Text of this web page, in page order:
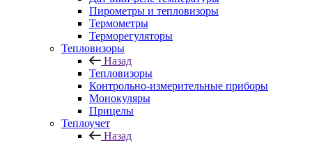
Пирометры и тепловизоры
Термометры
Терморегуляторы
Тепловизоры
Назад
Тепловизоры
Контрольно-измерительные приборы
Монокуляры
Прицелы
Теплоучет
Назад